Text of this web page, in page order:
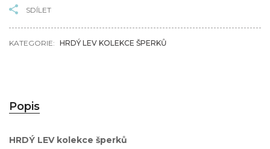
SDÍLET
KATEGORIE: HRDÝ LEV KOLEKCE ŠPERKŮ
Popis
HRDÝ LEV kolekce šperků